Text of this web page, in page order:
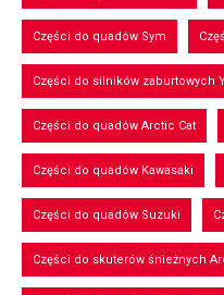
Części do quadów Sym
Części do silników zaburtowych
Części do quadów Arctic Cat
Części do quadów Kawasaki
Części do quadów Suzuki
Części do skuterów śnieżnych